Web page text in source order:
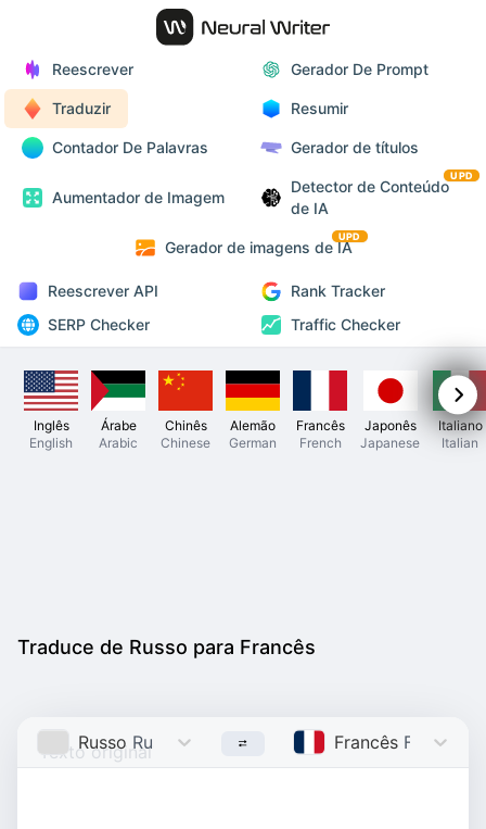
Reescrever Gerador De Prompt
Traduzir Resumir
Contador De Palavras Gerador de títulos
Aumentador de Imagem
Detector de Conteúdo
de IA
UPD
Gerador de imagens de IA
UPD
Reescrever API
Rank Tracker
SERP Checker
Traffic Checker
Inglês
English
Árabe
Arabic
Chinês
Chinese
Alemão
German
Francês
French
Japonês
Japanese
Italiano
Italian
Traduce de Russo para Francês
Russo Russian Francês French